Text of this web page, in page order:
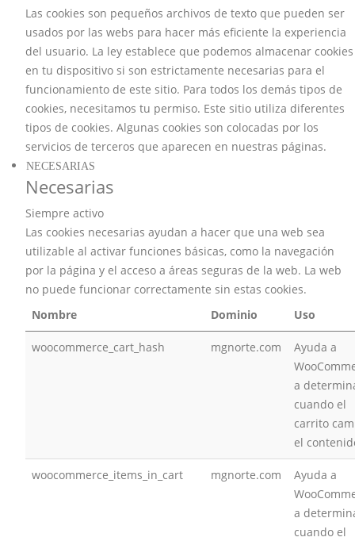
Las cookies son pequeños archivos de texto que pueden ser
usados por las webs para hacer más eficiente la experiencia
del usuario. La ley establece que podemos almacenar cookies
en tu dispositivo si son estrictamente necesarias para el
funcionamiento de este sitio. Para todos los demás tipos de
cookies, necesitamos tu permiso. Este sitio utiliza diferentes
tipos de cookies. Algunas cookies son colocadas por los
servicios de terceros que aparecen en nuestras páginas.
NECESARIAS
Necesarias
Siempre activo
Las cookies necesarias ayudan a hacer que una web sea
utilizable al activar funciones básicas, como la navegación
por la página y el acceso a áreas seguras de la web. La web
no puede funcionar correctamente sin estas cookies.
Nombre
Dominio Uso
woocommerce_cart_hash mgnorte.com
Ayuda a
a
cuando el
carrito
el
woocommerce_items_in_cart mgnorte.com
Ayuda a
a
cuando el